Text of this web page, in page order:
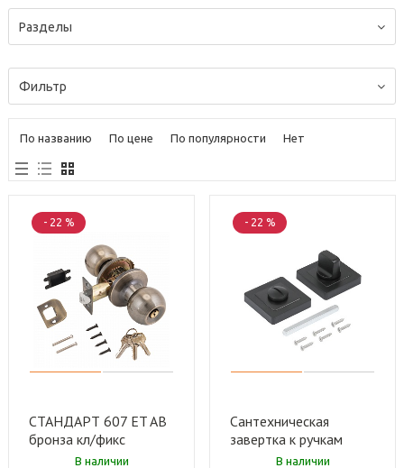
Разделы
Фильтр
По названию По цене По популярности Нет
- 22 %
СТАНДАРТ 607 ET AB
бронза кл/фикс
Защёлка (30)
В наличии
- 22 %
Сантехническая
завертка к ручкам
СТАНДАРТ P-BK-S1
В наличии